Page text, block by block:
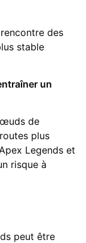
des
stable
un
de
plus
Legends et
risque à
peut être